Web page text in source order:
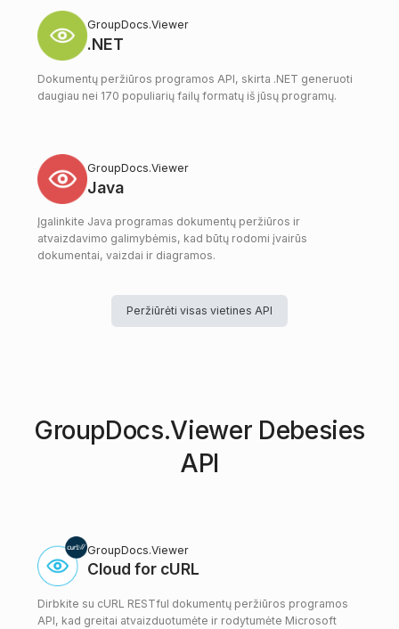
GroupDocs.Viewer
.NET
Dokumentų peržiūros programos API, skirta .NET generuoti
daugiau nei 170 populiarių failų formatų iš jūsų programų.
GroupDocs.Viewer
Java
Įgalinkite Java programas dokumentų peržiūros ir
atvaizdavimo galimybėmis, kad būtų rodomi įvairūs
dokumentai, vaizdai ir diagramos.
Peržiūrėti visas vietines API
GroupDocs.Viewer Debesies
API
GroupDocs.Viewer
Cloud for cURL
Dirbkite su cURL RESTful dokumentų peržiūros programos
API, kad greitai atvaizduotumėte ir rodytumėte Microsoft